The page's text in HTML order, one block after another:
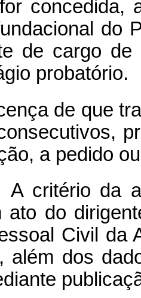
concedida,
do
de cargo
probatório.
de que
a pedido
A critério da
ato do
Civil da
além dos